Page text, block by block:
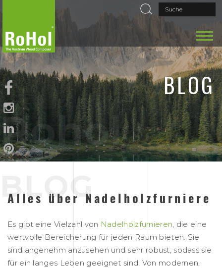
Rohol
BLOG
BLOG
Alles über Nadelholzfurniere
Es gibt eine Vielzahl von Nadelholzfurnieren, die eine
wertvolle Bereicherung für jeden Raum bieten. Sie
sind angenehm anzusehen und sehr robust, sodass sie
für ein langes Leben geeignet sind. Von modernen,